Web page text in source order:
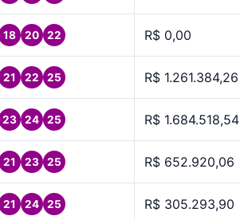
18 20 22 R$ 0,00
21 22 25 R$ 1.261.384,26
23 24 25 R$ 1.684.518,54
21 23 25 R$ 652.920,06
21 24 25 R$ 305.293,90